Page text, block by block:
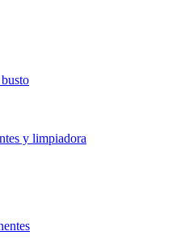
y limpiadora